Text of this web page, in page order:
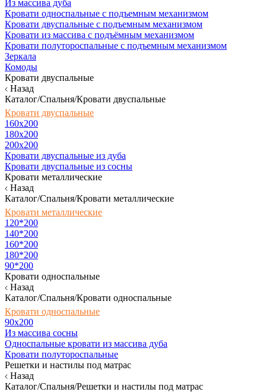
Из массива дуба
Кровати односпальные с подъемным механизмом
Кровати двуспальные с подъемным механизмом
Кровати из массива с подъёмным механизмом
Кровати полутороспальные с подъемным механизмом
Зеркала
Комоды
Кровати двуспальные
Назад
Каталог/Спальня/Кровати двуспальные
Кровати двуспальные
160х200
180x200
200x200
Кровати двуспальные из дуба
Кровати двуспальные из сосны
Кровати металлические
Назад
Каталог/Спальня/Кровати металлические
Кровати металлические
120*200
140*200
160*200
180*200
90*200
Кровати односпальные
Назад
Каталог/Спальня/Кровати односпальные
Кровати односпальные
90х200
Из массива сосны
Односпальные кровати из массива дуба
Кровати полутороспальные
Решетки и настилы под матрас
Назад
Каталог/Спальня/Решетки и настилы под матрас